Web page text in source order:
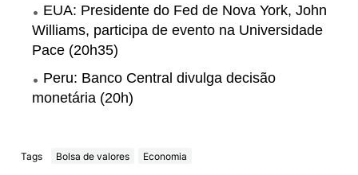
EUA: Presidente do Fed de Nova York, John
Williams, participa de evento na Universidade
Pace (20h35)
Peru: Banco Central divulga decisão
monetária (20h)
Tags Bolsa de valores Economia